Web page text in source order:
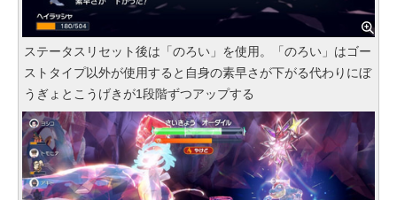
ステータスリセット後は「のろい」を使用。「のろい」はゴー
ストタイプ以外が使用すると自身の素早さが下がる代わりにぼ
うぎょとこうげきが1段階ずつアップする